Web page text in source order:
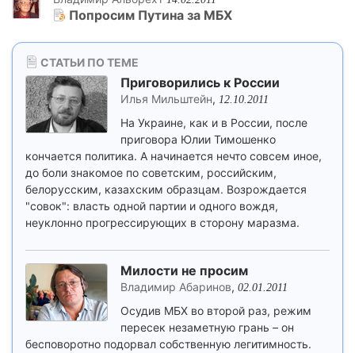
Попросим Путина за МБХ
СТАТЬИ ПО ТЕМЕ
Приговорились к России
Илья Мильштейн, 12.10.2011
На Украине, как и в России, после
приговора Юлии Тимошенко
кончается политика. А начинается нечто совсем иное,
до боли знакомое по советским, российским,
белорусским, казахским образцам. Возрождается
"совок": власть одной партии и одного вождя,
неуклонно прогрессирующих в сторону маразма.
Милости не просим
Владимир Абаринов, 02.01.2011
Осудив МБХ во второй раз, режим
пересек незаметную грань – он
бесповоротно подорвал собственную легитимность.